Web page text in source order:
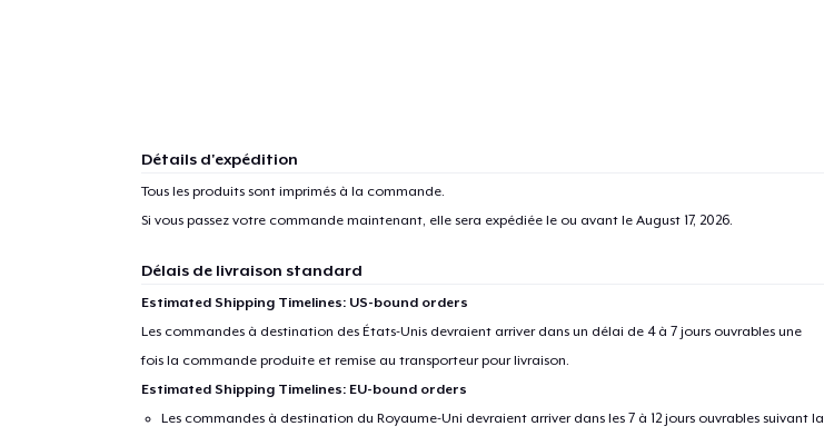
Détails d'expédition
Tous les produits sont imprimés à la commande.
Si vous passez votre commande maintenant, elle sera expédiée le ou avant le August 17, 2026.
Délais de livraison standard
Estimated Shipping Timelines: US-bound orders
Les commandes à destination des États-Unis devraient arriver dans un délai de 4 à 7 jours ouvrables une
fois la commande produite et remise au transporteur pour livraison.
Estimated Shipping Timelines: EU-bound orders
Les commandes à destination du Royaume-Uni devraient arriver dans les 7 à 12 jours ouvrables suivant la